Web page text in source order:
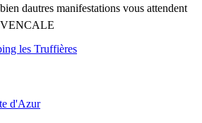
dautres manifestations vous attendent
les Truffières